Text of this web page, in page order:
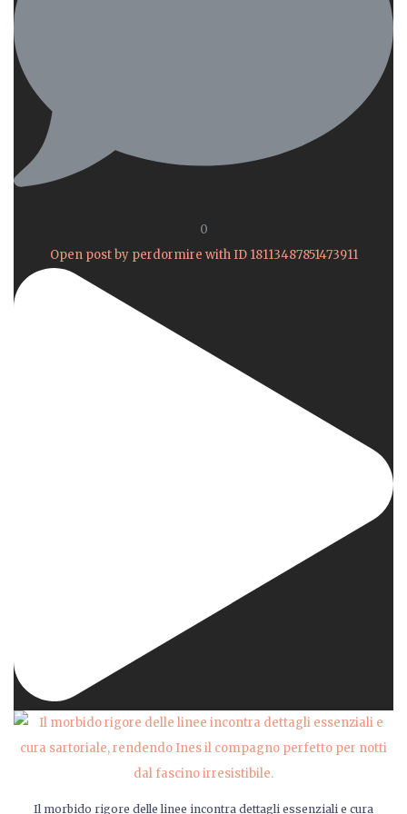
0
Open post by perdormire with ID 18113487851473911
Il morbido rigore delle linee incontra dettagli essenziali e cura